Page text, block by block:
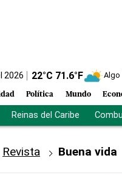
2026 22°C 71.6°F Algo
Política Mundo
Reinas del Caribe
Revista Buena vida